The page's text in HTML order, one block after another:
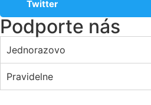
Twitter
Podporte nás
Jednorazovo
Pravidelne